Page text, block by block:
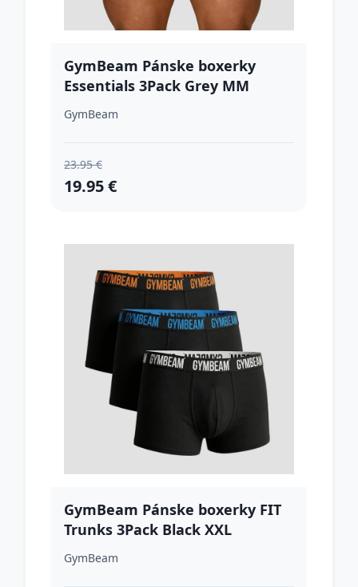
GymBeam Pánske boxerky
Essentials 3Pack Grey MM
GymBeam
23.95 €
19.95 €
GymBeam Pánske boxerky FIT
Trunks 3Pack Black XXL
GymBeam